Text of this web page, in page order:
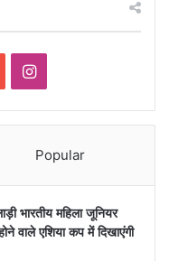
Instagram
Popular
भारतीय महिला जूनियर
वाले एशिया कप में दिखाएंगी